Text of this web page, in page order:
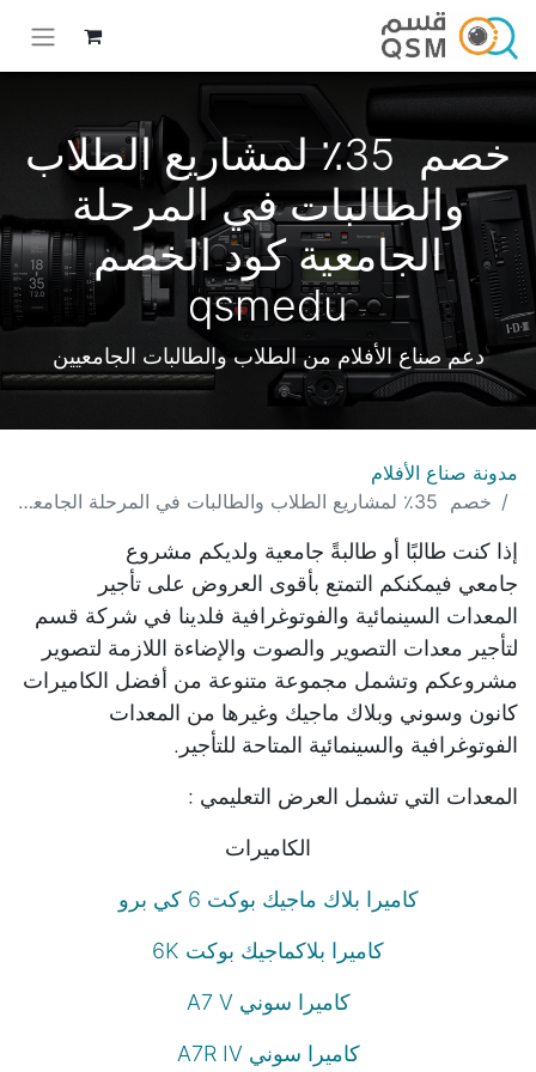
خصم 35٪ لمشاريع الطلاب
والطالبات في المرحلة
الجامعية كود الخصم
qsmedu
دعم صناع الأفلام من الطلاب والطالبات الجامعيين
مدونة صناع الأفلام
خصم 35٪ لمشاريع الطلاب والطالبات في المرحلة الجامعية كود الخصم qsmedu
إذا كنت طالبًا أو طالبةً جامعية ولديكم مشروع
جامعي فيمكنكم التمتع بأقوى العروض على تأجير
المعدات السينمائية والفوتوغرافية فلدينا في شركة قسم
لتأجير معدات التصوير والصوت والإضاءة اللازمة لتصوير
مشروعكم وتشمل مجموعة متنوعة من أفضل الكاميرات
كانون وسوني وبلاك ماجيك وغيرها من المعدات
الفوتوغرافية والسينمائية المتاحة للتأجير.
المعدات التي تشمل العرض التعليمي :
الكاميرات
كاميرا بلاك ماجيك بوكت 6 كي برو
كاميرا بلاكماجيك بوكت 6K
كاميرا سوني A7 V
كاميرا سوني A7R IV